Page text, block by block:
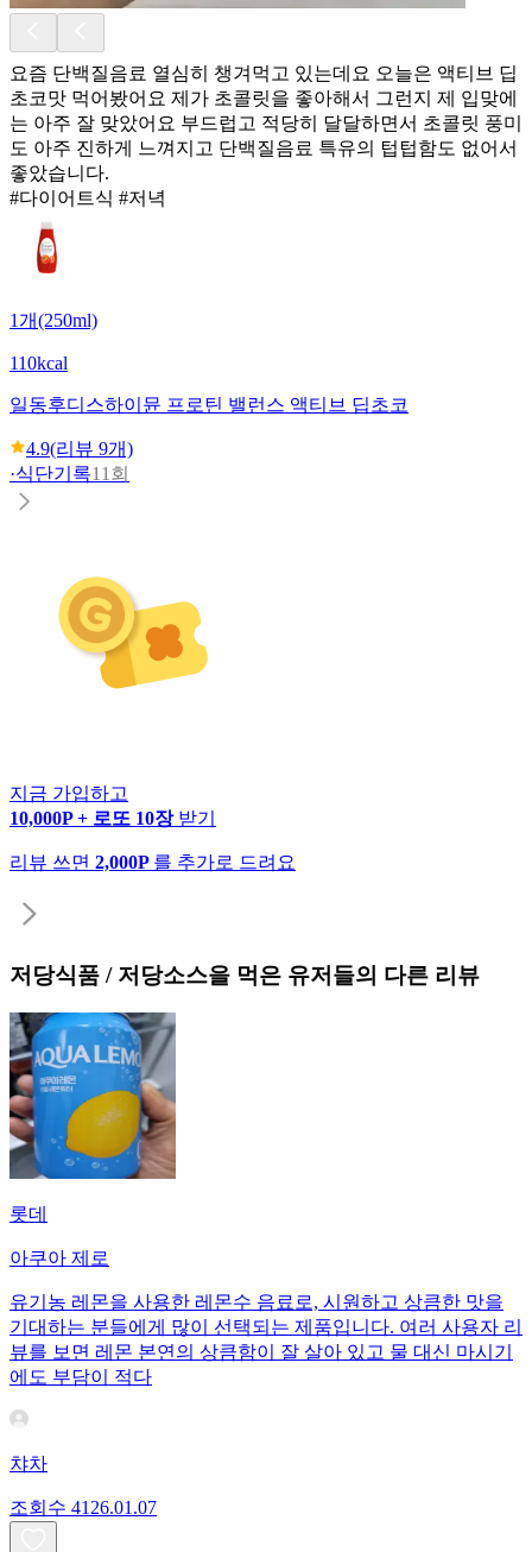
요즘 단백질음료 열심히 챙겨먹고 있는데요 오늘은 액티브 딥
초코맛 먹어봤어요 제가 초콜릿을 좋아해서 그런지 제 입맞에
는 아주 잘 맞았어요 부드럽고 적당히 달달하면서 초콜릿 풍미
도 아주 진하게 느껴지고 단백질음료 특유의 텁텁함도 없어서
좋았습니다.
#다이어트식 #저녁
1개(250ml)
110kcal
일동후디스하이뮨 프로틴 밸런스 액티브 딥초코
4.9(리뷰 9개)
·식단기록11회
지금 가입하고
10,000P + 로또 10장 받기
리뷰 쓰면 2,000P 를 추가로 드려요
저당식품 / 저당소스을 먹은 유저들의 다른 리뷰
롯데
아쿠아 제로
유기농 레몬을 사용한 레몬수 음료로, 시원하고 상큼한 맛을
기대하는 분들에게 많이 선택되는 제품입니다. 여러 사용자 리
뷰를 보면 레몬 본연의 상큼함이 잘 살아 있고 물 대신 마시기
에도 부담이 적다
챠차
조회수 41 26.01.07